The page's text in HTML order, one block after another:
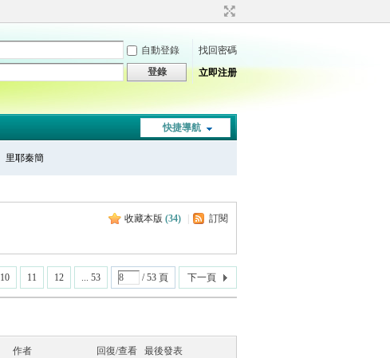
自動登錄
找回密碼
登錄 立即注册
快捷導航
里耶秦簡
收藏本版 (34) 訂閱
10 11 12 ... 53 / 53 頁 下一頁
作者 回復/查看 最後發表